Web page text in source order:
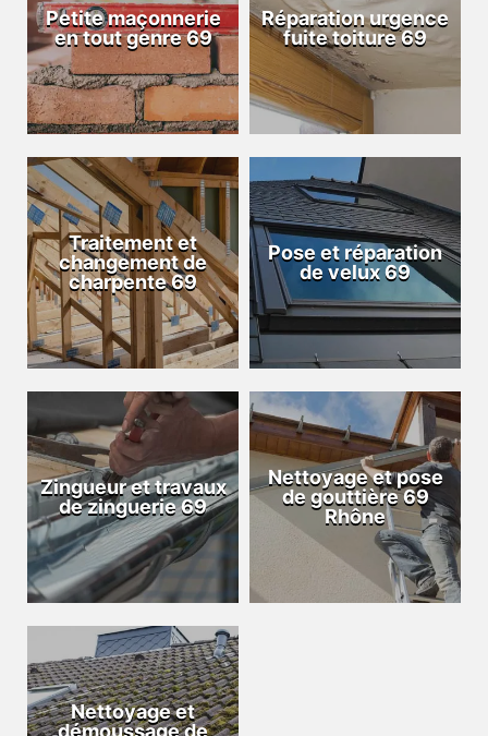
Petite maçonnerie
en tout genre 69
Réparation urgence
fuite toiture 69
Traitement et
changement de
charpente 69
Pose et réparation
de velux 69
Zingueur et travaux
de zinguerie 69
Nettoyage et pose
de gouttière 69
Rhône
Nettoyage et
démoussage de